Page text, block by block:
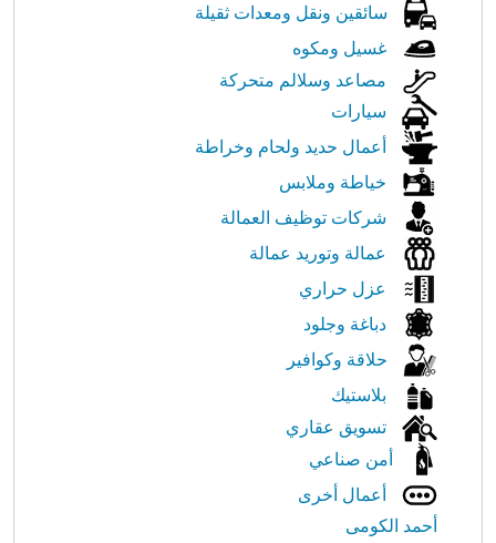
سائقين ونقل ومعدات ثقيلة
غسيل ومكوه
مصاعد وسلالم متحركة
سيارات
أعمال حديد ولحام وخراطة
خياطة وملابس
شركات توظيف العمالة
عمالة وتوريد عمالة
عزل حراري
دباغة وجلود
حلاقة وكوافير
بلاستيك
تسويق عقاري
أمن صناعي
أعمال أخرى
أحمد الكومى